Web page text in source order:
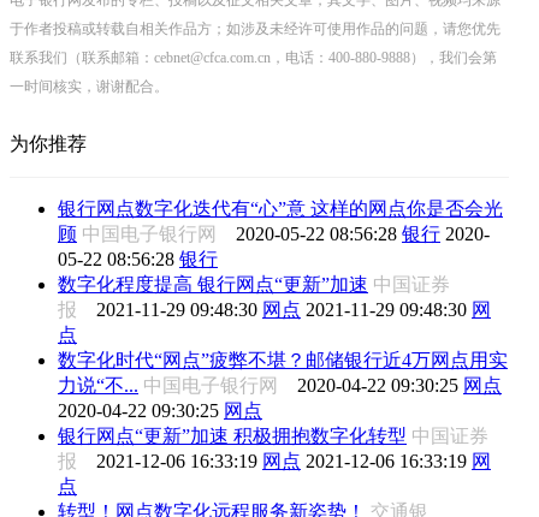
于作者投稿或转载自相关作品方；如涉及未经许可使用作品的问题，请您优先
联系我们（联系邮箱：cebnet@cfca.com.cn，电话：400-880-9888），我们会第
一时间核实，谢谢配合。
为你推荐
银行网点数字化迭代有“心”意 这样的网点你是否会光
顾 中国电子银行网 2020-05-22 08:56:28 银行 2020-
05-22 08:56:28 银行
数字化程度提高 银行网点“更新”加速 中国证券
报 2021-11-29 09:48:30 网点 2021-11-29 09:48:30 网
点
数字化时代“网点”疲弊不堪？邮储银行近4万网点用实
力说“不... 中国电子银行网 2020-04-22 09:30:25 网点
2020-04-22 09:30:25 网点
银行网点“更新”加速 积极拥抱数字化转型 中国证券
报 2021-12-06 16:33:19 网点 2021-12-06 16:33:19 网
点
转型！网点数字化远程服务新姿势！
交通银